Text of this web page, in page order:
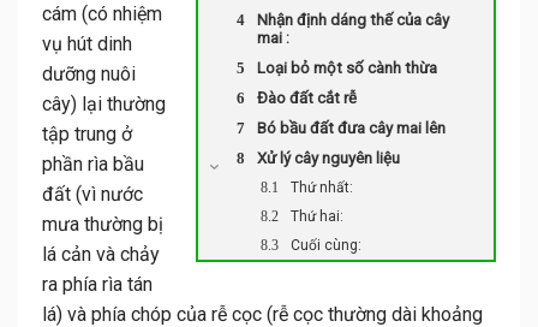
Nhận định dáng thế của cây
mai :
Loại bỏ một số cành thừa
Đào đất cắt rễ
Bó bầu đất đưa cây mai lên
Xử lý cây nguyên liệu
Thứ nhất:
Thứ hai:
Cuối cùng:
cám (có nhiệm
vụ hút dinh
dưỡng nuôi
cây) lại thường
tập trung ở
phần rìa bầu
đất (vì nước
mưa thường bị
lá cản và chảy
ra phía rìa tán
lá) và phía chóp của rễ cọc (rễ cọc thường dài khoảng